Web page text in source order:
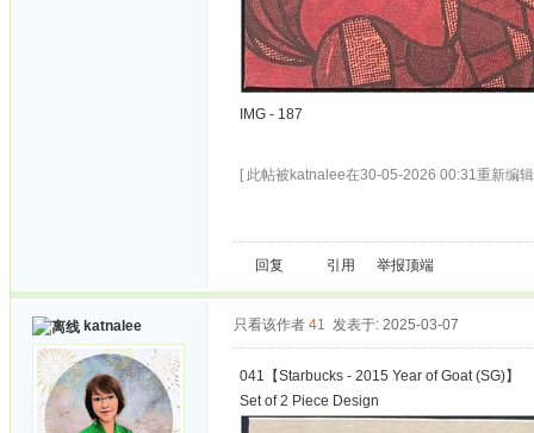
IMG - 187
[ 此帖被katnalee在30-05-2026 00:31重新编
回复 引用 举报顶端
katnalee 只看该作者 41 发表于: 2025-03-07
041【Starbucks - 2015 Year of Goat (SG)】
Set of 2 Piece Design